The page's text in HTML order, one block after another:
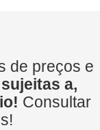
de preços e
sujeitas a,
Consultar